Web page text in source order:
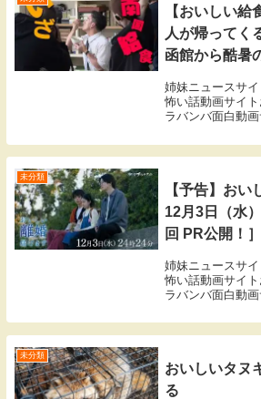
【おいしい給
人が帰ってく
函館から酷
報映像
姉妹ニュースサ
怖い話動画サイ
ラバンバ面白動
務める学園グル
い給食」の新シ
season4」が、テ
未分類
【予告】お
12月3日（水
回 PR公開！］
姉妹ニュースサ
怖い話動画サイ
ラバンバ面白動画
頼！最終決戦”
らいなくなりま
の杏奈のことを
未分類
おいしいタヌ
る